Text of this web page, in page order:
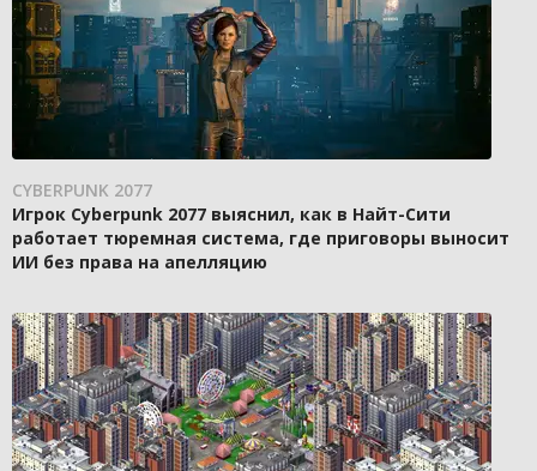
CYBERPUNK 2077
Игрок Cyberpunk 2077 выяснил, как в Найт-Сити
работает тюремная система, где приговоры выносит
ИИ без права на апелляцию